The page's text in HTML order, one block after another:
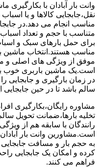
وانت بار آبادان با
نقل،جابجایی کالاها و یا
مناسب انجام می دهد.در
متناسب با حجم و تعداد
برای حمل بارهای سبک و
مناسب هستند.انتخاب
موفق از ویژگی های اصلی و
است.یک ماشین باربری خوب
در زمان بارگیری و جابجایی
سالم باشد تا در حین جابجایی
مشاوره رایگان،بکارگیری
تخلیه بارها،ضمانت تحویل
رانندگان با سابقه هم از
است.مشاورین وانت بار
به حجم بار و مسافت
کرده و امکان یک جابجایی
فراهم می کنند.